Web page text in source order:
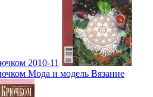
2010-11
Мода и модель Вязание